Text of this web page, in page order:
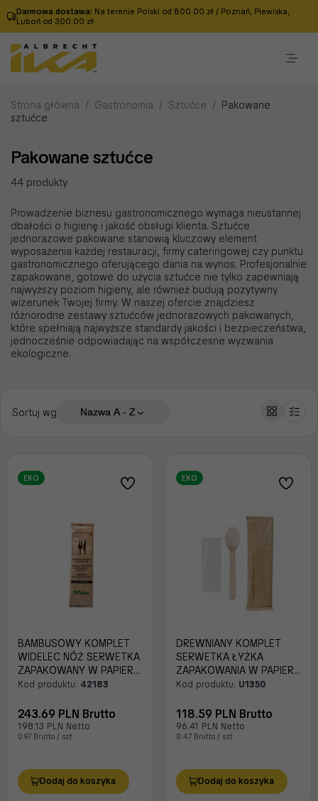
Darmowa dostawa: Na terenie Polski od 800.00 zł / Poznań, Plewiska,
Luboń od 300.00 zł
Strona główna / Gastronomia / Sztućce / Pakowane
sztućce
Pakowane sztućce
44 produkty
Prowadzenie biznesu gastronomicznego wymaga nieustannej
dbałości o higienę i jakość obsługi klienta. Sztućce
jednorazowe pakowane stanowią kluczowy element
wyposażenia każdej restauracji, firmy cateringowej czy punktu
gastronomicznego oferującego dania na wynos. Profesjonalnie
zapakowane, gotowe do użycia sztućce nie tylko zapewniają
najwyższy poziom higieny, ale również budują pozytywny
wizerunek Twojej firmy. W naszej ofercie znajdziesz
różnorodne zestawy sztućców jednorazowych pakowanych,
które spełniają najwyższe standardy jakości i bezpieczeństwa,
jednocześnie odpowiadając na współczesne wyzwania
ekologiczne.
Sortuj wg Nazwa A - Z
EKO
BAMBUSOWY KOMPLET
WIDELEC NÓŻ SERWETKA
ZAPAKOWANY W PAPIER
A250
Kod produktu: 42183
243.69 PLN Brutto
198.13 PLN Netto
0.97 Brutto / szt.
Dodaj do koszyka
EKO
DREWNIANY KOMPLET
SERWETKA ŁYŻKA
ZAPAKOWANIA W PAPIER
A250
Kod produktu: U1350
118.59 PLN Brutto
96.41 PLN Netto
0.47 Brutto / szt.
Dodaj do koszyka